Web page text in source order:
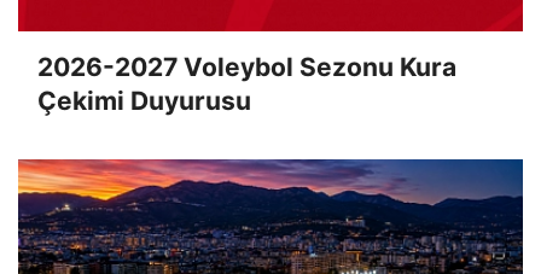
2026-2027 Voleybol Sezonu Kura
Çekimi Duyurusu